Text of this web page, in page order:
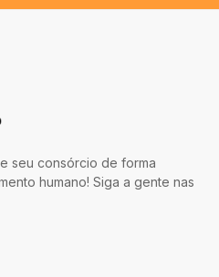
seu consórcio de forma
humano! Siga a gente nas